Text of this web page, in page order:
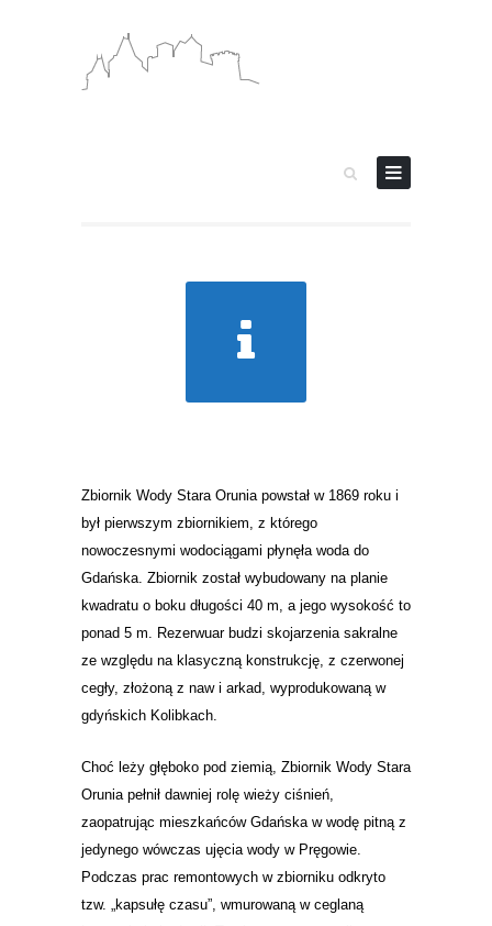
Zbiornik Wody Stara Orunia powstał w 1869 roku i
był pierwszym zbiornikiem, z którego
nowoczesnymi wodociągami płynęła woda do
Gdańska. Zbiornik został wybudowany na planie
kwadratu o boku długości 40 m, a jego wysokość to
ponad 5 m. Rezerwuar budzi skojarzenia sakralne
ze względu na klasyczną konstrukcję, z czerwonej
cegły, złożoną z naw i arkad, wyprodukowaną w
gdyńskich Kolibkach.
Choć leży głęboko pod ziemią, Zbiornik Wody Stara
Orunia pełnił dawniej rolę wieży ciśnień,
zaopatrując mieszkańców Gdańska w wodę pitną z
jedynego wówczas ujęcia wody w Pręgowie.
Podczas prac remontowych w zbiorniku odkryto
tzw. „kapsułę czasu”, wmurowaną w ceglaną